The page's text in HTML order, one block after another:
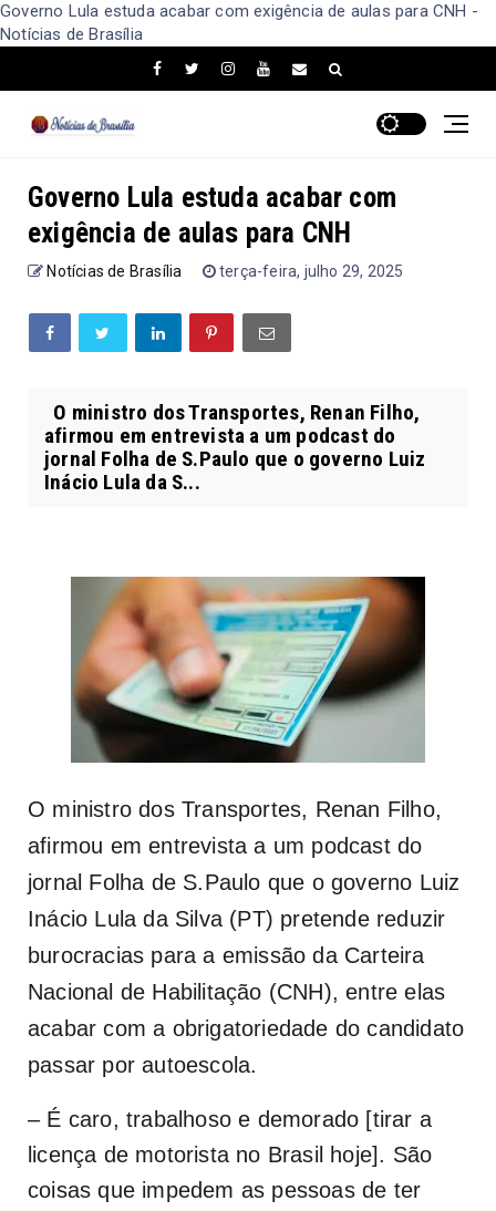
Governo Lula estuda acabar com exigência de aulas para CNH -
Notícias de Brasília
Governo Lula estuda acabar com
exigência de aulas para CNH
Notícias de Brasília terça-feira, julho 29, 2025
O ministro dos Transportes, Renan Filho,
afirmou em entrevista a um podcast do
jornal Folha de S.Paulo que o governo Luiz
Inácio Lula da S...
O ministro dos Transportes, Renan Filho,
afirmou em entrevista a um podcast do
jornal Folha de S.Paulo que o governo Luiz
Inácio Lula da Silva (PT) pretende reduzir
burocracias para a emissão da Carteira
Nacional de Habilitação (CNH), entre elas
acabar com a obrigatoriedade do candidato
passar por autoescola.
– É caro, trabalhoso e demorado [tirar a
licença de motorista no Brasil hoje]. São
coisas que impedem as pessoas de ter